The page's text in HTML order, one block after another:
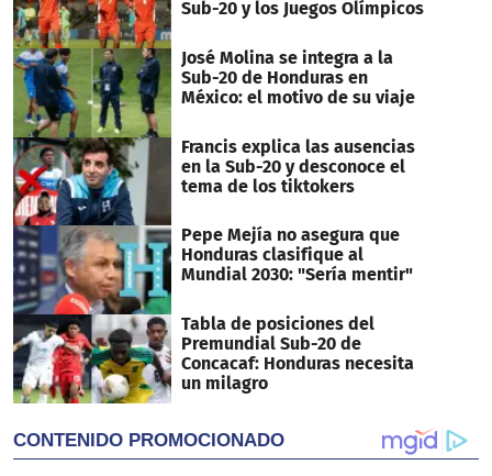
Sub-20 y los Juegos Olímpicos
José Molina se integra a la
Sub-20 de Honduras en
México: el motivo de su viaje
Francis explica las ausencias
en la Sub-20 y desconoce el
tema de los tiktokers
Pepe Mejía no asegura que
Honduras clasifique al
Mundial 2030: "Sería mentir"
Tabla de posiciones del
Premundial Sub-20 de
Concacaf: Honduras necesita
un milagro